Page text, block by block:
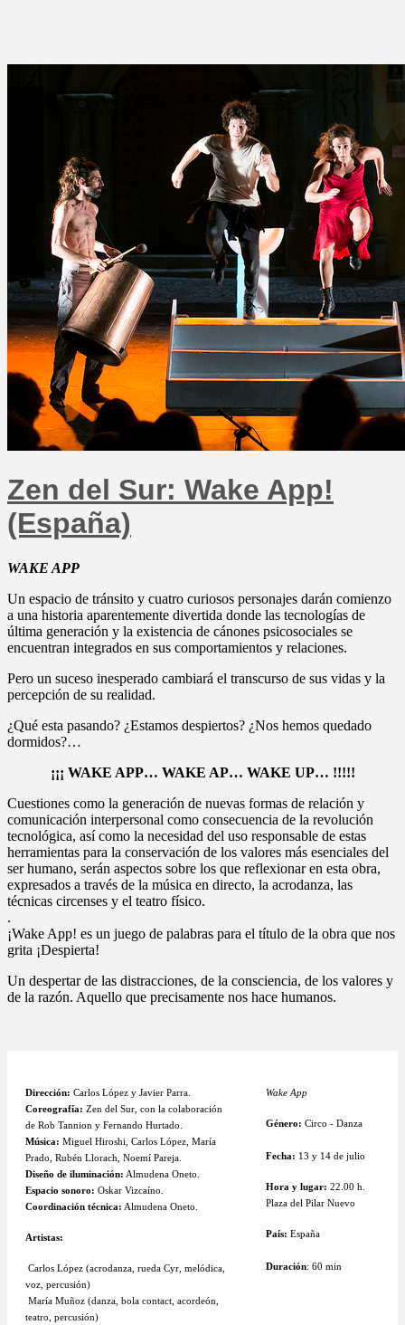
Zen del Sur: Wake App!
(España)
WAKE APP
Un espacio de tránsito y cuatro curiosos personajes darán comienzo
a una historia aparentemente divertida donde las tecnologías de
última generación y la existencia de cánones psicosociales se
encuentran integrados en sus comportamientos y relaciones.
Pero un suceso inesperado cambiará el transcurso de sus vidas y la
percepción de su realidad.
¿Qué esta pasando? ¿Estamos despiertos? ¿Nos hemos quedado
dormidos?…
¡¡¡ WAKE APP… WAKE AP… WAKE UP… !!!!!
Cuestiones como la generación de nuevas formas de relación y
comunicación interpersonal como consecuencia de la revolución
tecnológica, así como la necesidad del uso responsable de estas
herramientas para la conservación de los valores más esenciales del
ser humano, serán aspectos sobre los que reflexionar en esta obra,
expresados a través de la música en directo, la acrodanza, las
técnicas circenses y el teatro físico.
.
¡Wake App! es un juego de palabras para el título de la obra que nos
grita ¡Despierta!
Un despertar de las distracciones, de la consciencia, de los valores y
de la razón. Aquello que precisamente nos hace humanos.
Dirección: Carlos López y Javier Parra.
Coreografía: Zen del Sur, con la colaboración
de Rob Tannion y Fernando Hurtado.
Música: Miguel Hiroshi, Carlos López, María
Prado, Rubén Llorach, Noemí Pareja.
Diseño de iluminación: Almudena Oneto.
Espacio sonoro: Oskar Vizcaíno.
Coordinación técnica: Almudena Oneto.
Artistas:
Carlos López (acrodanza, rueda Cyr, melódica,
voz, percusión)
María Muñoz (danza, bola contact, acordeón,
teatro, percusión)
Wake App
Género: Circo - Danza
Fecha: 13 y 14 de julio
Hora y lugar: 22.00 h.
Plaza del Pilar Nuevo
País: España
Duración: 60 min